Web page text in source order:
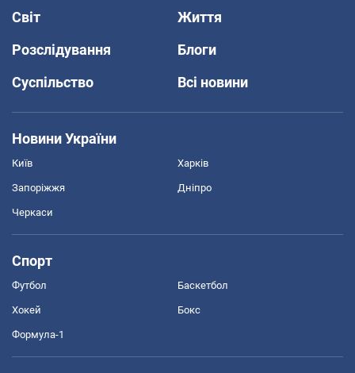
Світ
Життя
Розслідування
Блоги
Суспільство
Всі новини
Новини України
Київ Харків
Запоріжжя Дніпро
Черкаси
Спорт
Футбол Баскетбол
Хокей Бокс
Формула-1